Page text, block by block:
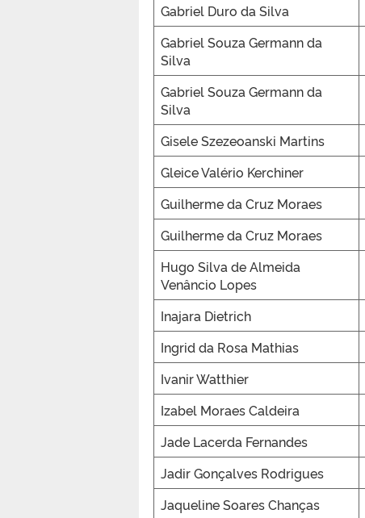
Gabriel Duro da Silva
Gabriel Souza Germann da
Silva
Gabriel Souza Germann da
Silva
Gisele Szezeoanski Martins
Gleice Valério Kerchiner
Guilherme da Cruz Moraes
Guilherme da Cruz Moraes
Hugo Silva de Almeida
Venâncio Lopes
Inajara Dietrich
Ingrid da Rosa Mathias
Ivanir Watthier
Izabel Moraes Caldeira
Jade Lacerda Fernandes
Jadir Gonçalves Rodrigues
Jaqueline Soares Chanças